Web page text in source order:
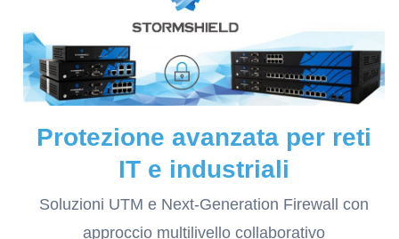
Corsi
ASSISTENZA
Newsletter
Protezione avanzata per reti
IT e industriali
Soluzioni UTM e Next-Generation Firewall con
approccio multilivello collaborativo